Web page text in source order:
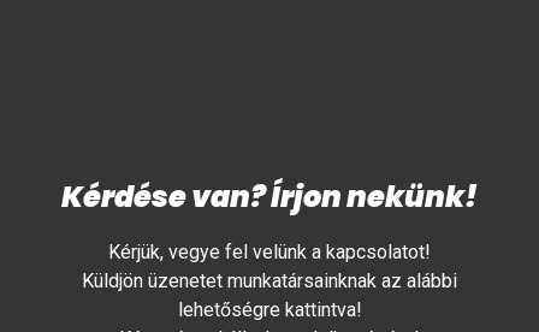
Kérdése van? Írjon nekünk!
Kérjük, vegye fel velünk a kapcsolatot!
Küldjön üzenetet munkatársainknak az alábbi
lehetőségre kattintva!